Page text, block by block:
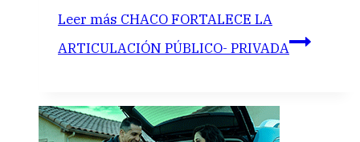
Leer más CHACO FORTALECE LA
ARTICULACIÓN PÚBLICO- PRIVADA